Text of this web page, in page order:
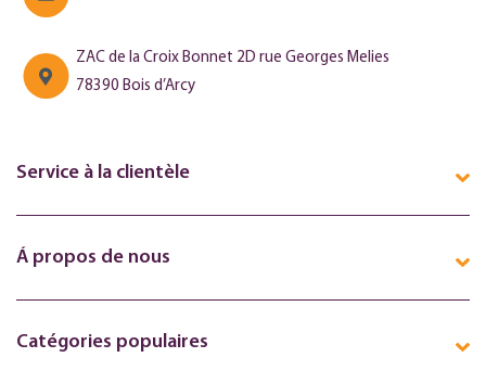
ZAC de la Croix Bonnet 2D rue Georges Melies
78390 Bois d’Arcy
Service à la clientèle
Á propos de nous
Catégories populaires